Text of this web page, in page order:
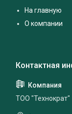
На главную
О компании
ТОО "Технократ"